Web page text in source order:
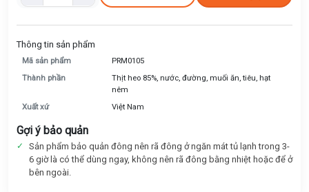
Thông tin sản phẩm
Mã sản phẩm
PRM0105
Thành phần
Thịt heo 85%, nước, đường, muối ăn, tiêu, hạt
nêm
Xuất xứ
Việt Nam
Gợi ý bảo quản
Sản phẩm bảo quản đông nên rã đông ở ngăn mát tủ lạnh trong 3-
6 giờ là có thể dùng ngay, không nên rã đông bằng nhiệt hoặc để ở
bên ngoài.